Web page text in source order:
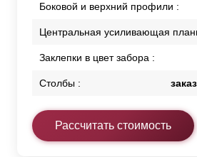
Боковой и верхний профили :
Центральная усиливающая
Заклепки в цвет забора :
Столбы :
Рассчитать стоимость